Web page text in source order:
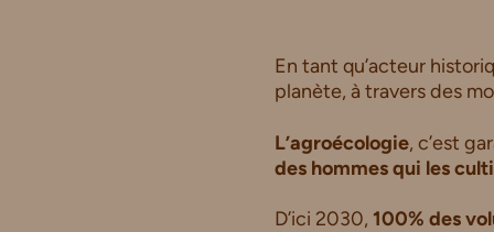
En tant qu’acteur
planète, à travers des
L’agroécologie, c’est
des hommes qui les
D’ici 2030, 100% des